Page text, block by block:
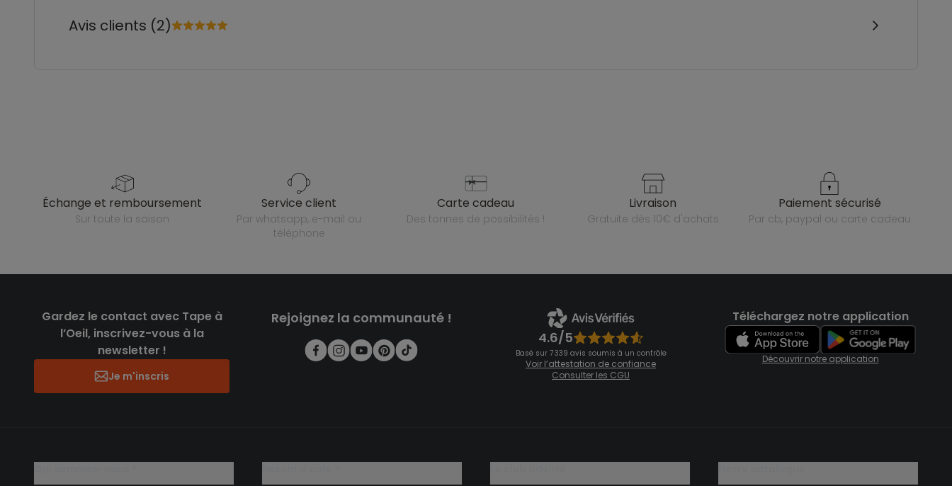
Avis clients (2)
échange et remboursement
sur toute la saison
service client
par whatsapp, e-mail ou
téléphone
carte cadeau
des tonnes de possibilités !
livraison
gratuite dès 10€ d'achats
paiement sécurisé
par cb, paypal ou carte cadeau
Gardez le contact avec Tape à
l’Oeil, inscrivez-vous à la
newsletter !
Je m'inscris
Rejoignez la communauté !
4.6/5
Basé sur 7 339 avis soumis à un contrôle
Voir l’attestation de confiance
Consulter les CGU
Téléchargez notre application
Découvrir notre application